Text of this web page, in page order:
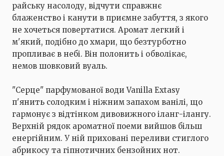
райську насолоду, відчути справжнє
блаженство і канути в приємне забуття, з якого
не хочеться повертатися. Аромат легкий і
м'який, подібно до хмари, що безтурботно
пропливає в небі. Він полонить і обволікає,
немов шовковий вуаль.
"Серце" парфумованої води Vanilla Extasy
п'янить солодким і ніжним запахом ванілі, що
гармонує з відтінком дивовижного іланг-ілангу.
Верхній рядок ароматної поеми вийшов більш
енергійним. У ній приховані переливи стиглого
абрикосу та гіпнотичних бензойних нот.